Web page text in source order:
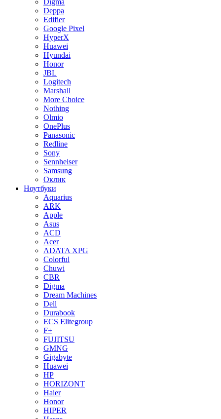
Digma
Deppa
Edifier
Google Pixel
HyperX
Huawei
Hyundai
Honor
JBL
Logitech
Marshall
More Choice
Nothing
Olmio
OnePlus
Panasonic
Redline
Sony
Sennheiser
Samsung
Оклик
Ноутбуки
Aquarius
ARK
Apple
Asus
ACD
Acer
ADATA XPG
Colorful
Chuwi
CBR
Digma
Dream Machines
Dell
Durabook
ECS Elitegroup
F+
FUJITSU
GMNG
Gigabyte
Huawei
HP
HORIZONT
Haier
Honor
HIPER